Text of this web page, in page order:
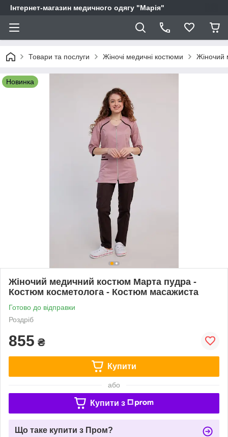
Інтернет-магазин медичного одягу "Марія"
Товари та послуги Жіночі медичні костюми Жіночий
Новинка
Жіночий медичний костюм Марта пудра -
Костюм косметолога - Костюм масажиста
Готово до відправки
Роздріб
855 ₴
Купити
або
Купити з
Що таке купити з Пром?